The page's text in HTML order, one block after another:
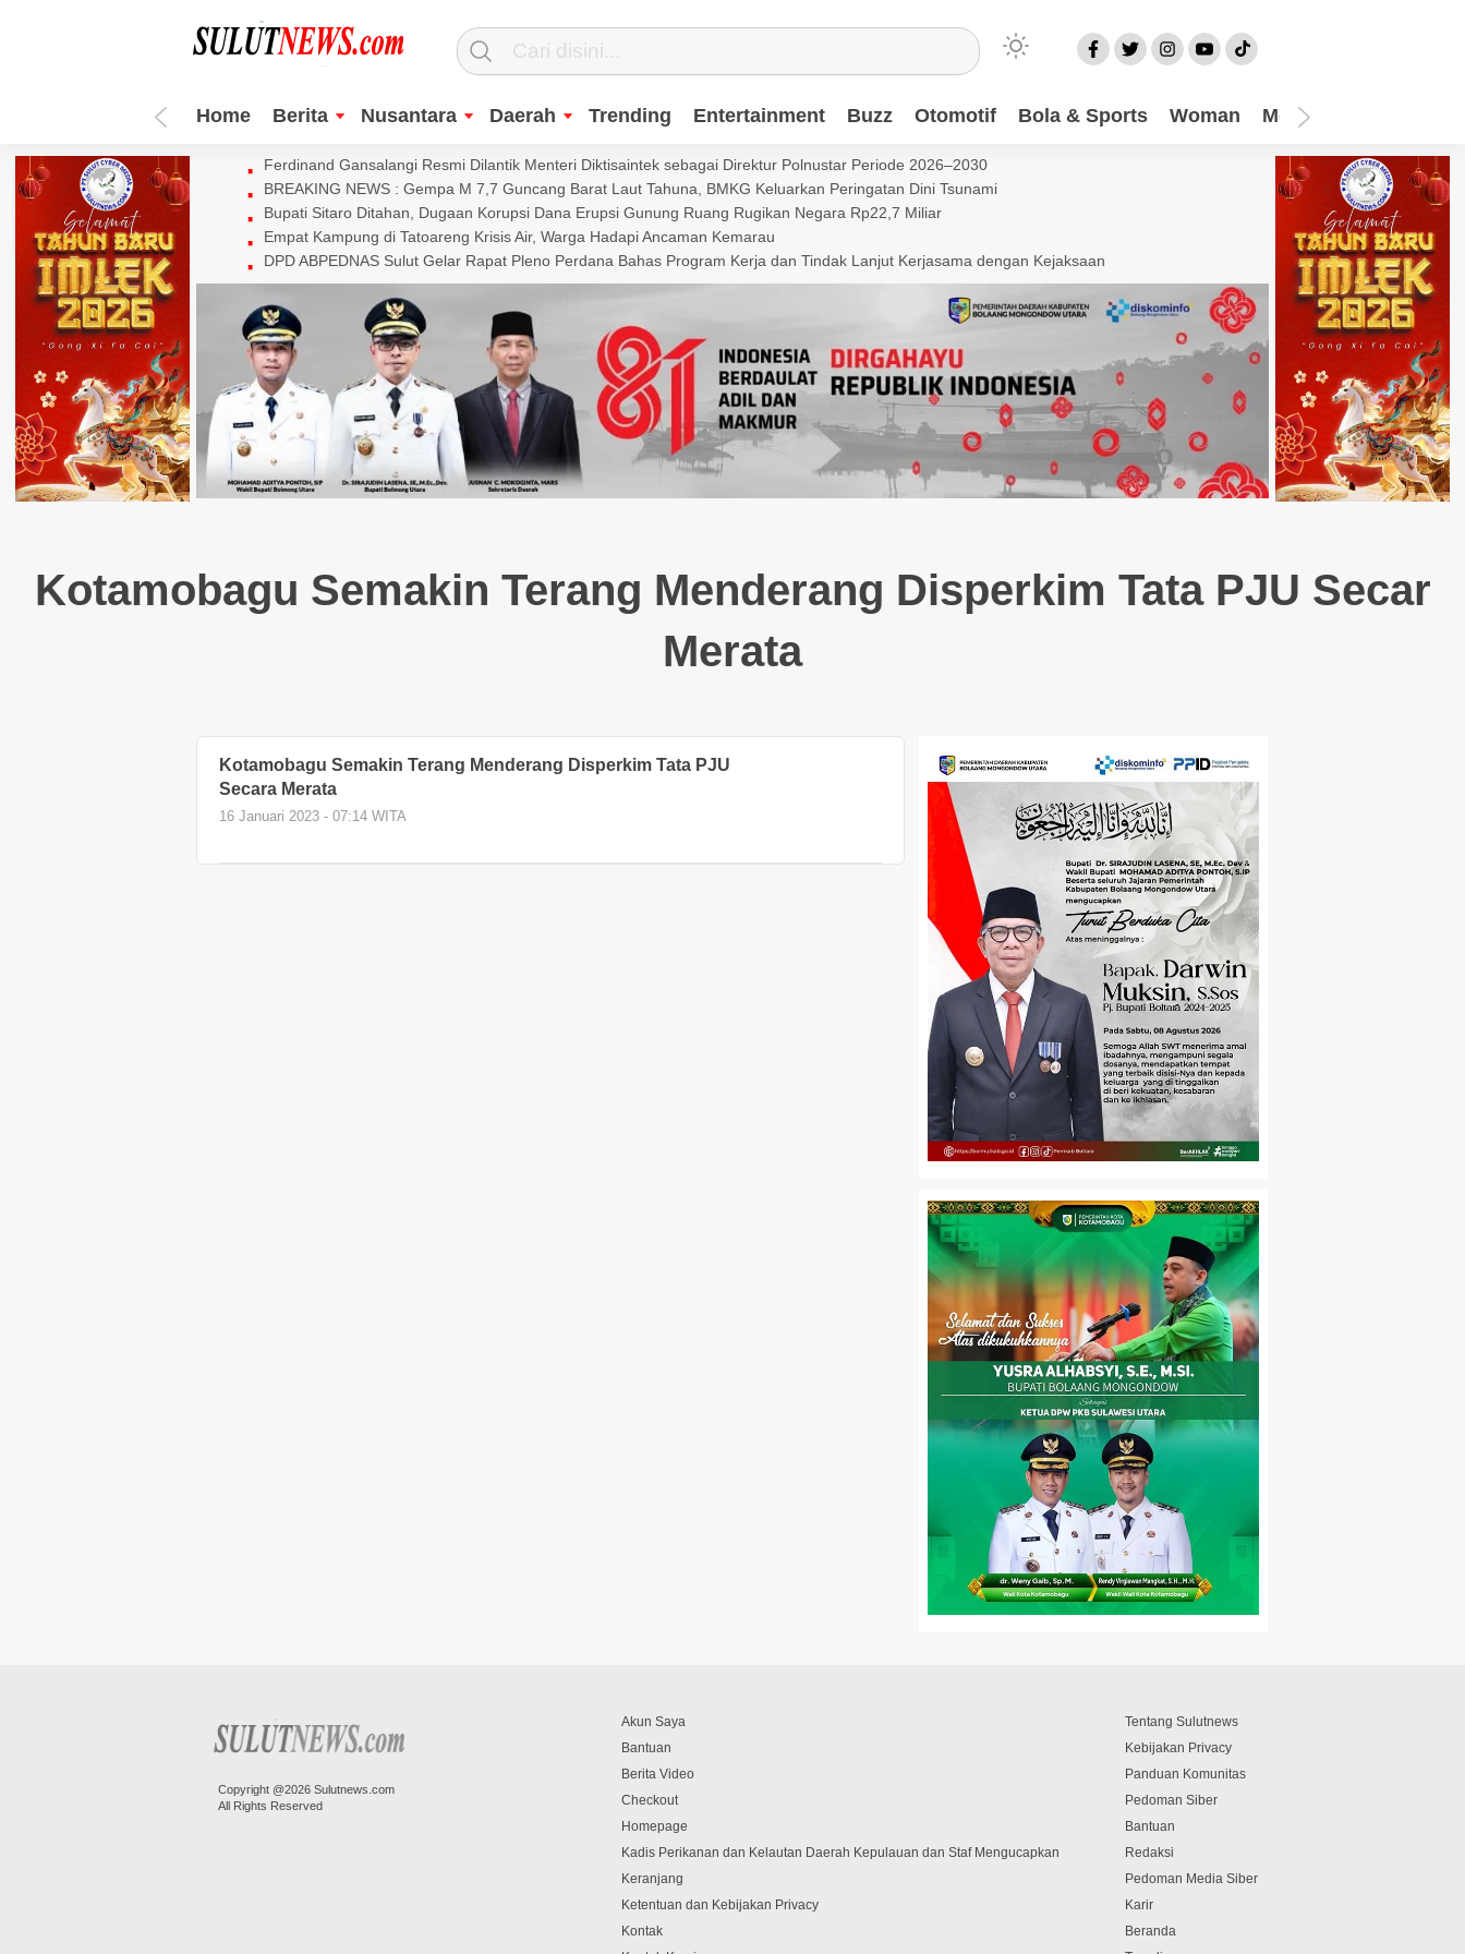
Home Berita Nusantara Daerah Trending Entertainment Buzz Otomotif Bola & Sports Woman Mom
Ferdinand Gansalangi Resmi Dilantik Menteri Diktisaintek sebagai Direktur Polnustar Periode 2026–2030
BREAKING NEWS : Gempa M 7,7 Guncang Barat Laut Tahuna, BMKG Keluarkan Peringatan Dini Tsunami
Bupati Sitaro Ditahan, Dugaan Korupsi Dana Erupsi Gunung Ruang Rugikan Negara Rp22,7 Miliar
Empat Kampung di Tatoareng Krisis Air, Warga Hadapi Ancaman Kemarau
DPD ABPEDNAS Sulut Gelar Rapat Pleno Perdana Bahas Program Kerja dan Tindak Lanjut Kerjasama dengan Kejaksaan
Kotamobagu Semakin Terang Menderang Disperkim Tata PJU Secar
Merata
Kotamobagu Semakin Terang Menderang Disperkim Tata PJU
Secara Merata
16 Januari 2023 - 07:14 WITA
Copyright @2026 Sulutnews.com
All Rights Reserved
Akun Saya
Bantuan
Berita Video
Checkout
Homepage
Kadis Perikanan dan Kelautan Daerah Kepulauan dan Staf Mengucapkan
Keranjang
Ketentuan dan Kebijakan Privacy
Kontak
Tentang Sulutnews
Kebijakan Privacy
Panduan Komunitas
Pedoman Siber
Bantuan
Redaksi
Pedoman Media Siber
Karir
Beranda